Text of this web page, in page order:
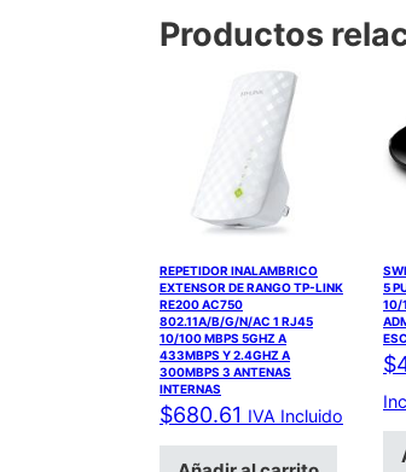
Productos
REPETIDOR INALAMBRICO
EXTENSOR DE RANGO TP-LINK
RE200 AC750
802.11A/B/G/N/AC 1 RJ45
10/100 MBPS 5GHZ A
433MBPS Y 2.4GHZ A
300MBPS 3 ANTENAS
INTERNAS
$680.61 IVA Incluido
5
10/
$